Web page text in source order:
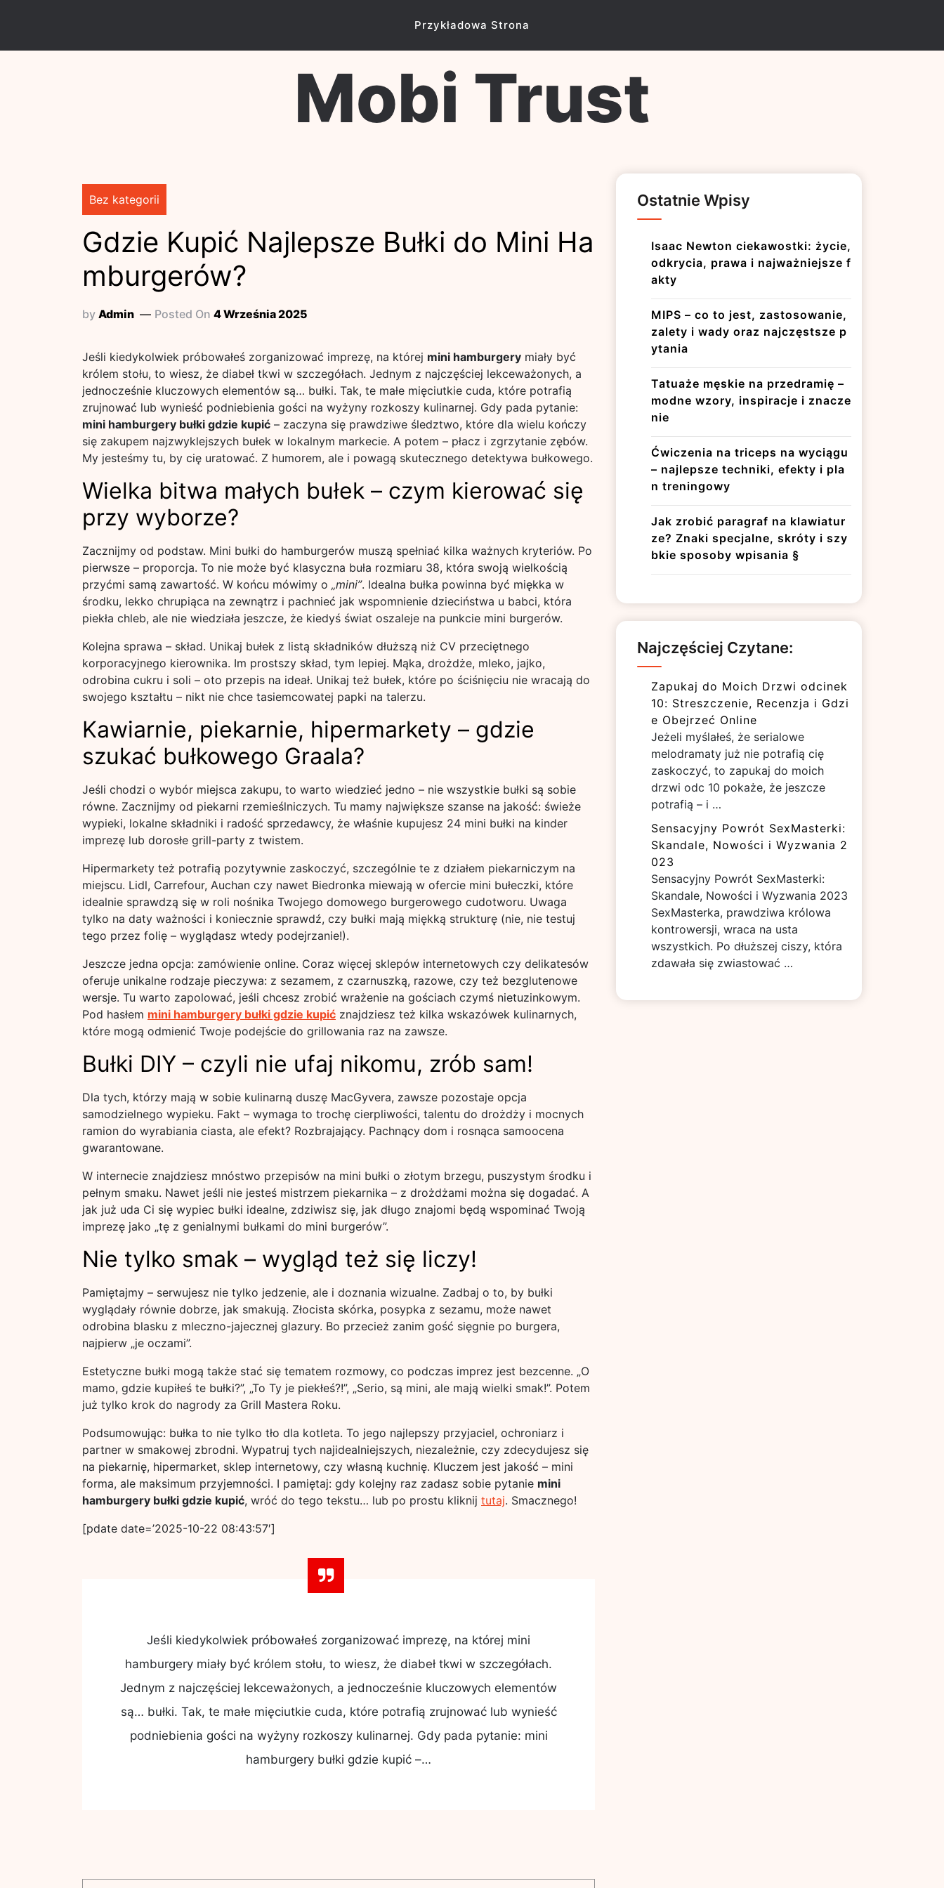
Przykładowa Strona
Mobi Trust
Bez kategorii
Gdzie Kupić Najlepsze Bułki do Mini Ha
mburgerów?
by Admin Posted On 4 Września 2025
Jeśli kiedykolwiek próbowałeś zorganizować imprezę, na której mini hamburgery miały być
królem stołu, to wiesz, że diabeł tkwi w szczegółach. Jednym z najczęściej lekceważonych, a
jednocześnie kluczowych elementów są… bułki. Tak, te małe mięciutkie cuda, które potrafią
zrujnować lub wynieść podniebienia gości na wyżyny rozkoszy kulinarnej. Gdy pada pytanie:
mini hamburgery bułki gdzie kupić – zaczyna się prawdziwe śledztwo, które dla wielu kończy
się zakupem najzwyklejszych bułek w lokalnym markecie. A potem – płacz i zgrzytanie zębów.
My jesteśmy tu, by cię uratować. Z humorem, ale i powagą skutecznego detektywa bułkowego.
Wielka bitwa małych bułek – czym kierować się
przy wyborze?
Zacznijmy od podstaw. Mini bułki do hamburgerów muszą spełniać kilka ważnych kryteriów. Po
pierwsze – proporcja. To nie może być klasyczna buła rozmiaru 38, która swoją wielkością
przyćmi samą zawartość. W końcu mówimy o „mini”. Idealna bułka powinna być miękka w
środku, lekko chrupiąca na zewnątrz i pachnieć jak wspomnienie dzieciństwa u babci, która
piekła chleb, ale nie wiedziała jeszcze, że kiedyś świat oszaleje na punkcie mini burgerów.
Kolejna sprawa – skład. Unikaj bułek z listą składników dłuższą niż CV przeciętnego
korporacyjnego kierownika. Im prostszy skład, tym lepiej. Mąka, drożdże, mleko, jajko,
odrobina cukru i soli – oto przepis na ideał. Unikaj też bułek, które po ściśnięciu nie wracają do
swojego kształtu – nikt nie chce tasiemcowatej papki na talerzu.
Kawiarnie, piekarnie, hipermarkety – gdzie
szukać bułkowego Graala?
Jeśli chodzi o wybór miejsca zakupu, to warto wiedzieć jedno – nie wszystkie bułki są sobie
równe. Zacznijmy od piekarni rzemieślniczych. Tu mamy największe szanse na jakość: świeże
wypieki, lokalne składniki i radość sprzedawcy, że właśnie kupujesz 24 mini bułki na kinder
imprezę lub dorosłe grill-party z twistem.
Hipermarkety też potrafią pozytywnie zaskoczyć, szczególnie te z działem piekarniczym na
miejscu. Lidl, Carrefour, Auchan czy nawet Biedronka miewają w ofercie mini bułeczki, które
idealnie sprawdzą się w roli nośnika Twojego domowego burgerowego cudotworu. Uwaga
tylko na daty ważności i koniecznie sprawdź, czy bułki mają miękką strukturę (nie, nie testuj
tego przez folię – wyglądasz wtedy podejrzanie!).
Jeszcze jedna opcja: zamówienie online. Coraz więcej sklepów internetowych czy delikatesów
oferuje unikalne rodzaje pieczywa: z sezamem, z czarnuszką, razowe, czy też bezglutenowe
wersje. Tu warto zapolować, jeśli chcesz zrobić wrażenie na gościach czymś nietuzinkowym.
Pod hasłem mini hamburgery bułki gdzie kupić znajdziesz też kilka wskazówek kulinarnych,
które mogą odmienić Twoje podejście do grillowania raz na zawsze.
Bułki DIY – czyli nie ufaj nikomu, zrób sam!
Dla tych, którzy mają w sobie kulinarną duszę MacGyvera, zawsze pozostaje opcja
samodzielnego wypieku. Fakt – wymaga to trochę cierpliwości, talentu do drożdży i mocnych
ramion do wyrabiania ciasta, ale efekt? Rozbrajający. Pachnący dom i rosnąca samoocena
gwarantowane.
W internecie znajdziesz mnóstwo przepisów na mini bułki o złotym brzegu, puszystym środku i
pełnym smaku. Nawet jeśli nie jesteś mistrzem piekarnika – z drożdżami można się dogadać. A
jak już uda Ci się wypiec bułki idealne, zdziwisz się, jak długo znajomi będą wspominać Twoją
imprezę jako „tę z genialnymi bułkami do mini burgerów”.
Nie tylko smak – wygląd też się liczy!
Pamiętajmy – serwujesz nie tylko jedzenie, ale i doznania wizualne. Zadbaj o to, by bułki
wyglądały równie dobrze, jak smakują. Złocista skórka, posypka z sezamu, może nawet
odrobina blasku z mleczno-jajecznej glazury. Bo przecież zanim gość sięgnie po burgera,
najpierw „je oczami”.
Estetyczne bułki mogą także stać się tematem rozmowy, co podczas imprez jest bezcenne. „O
mamo, gdzie kupiłeś te bułki?”, „To Ty je piekłeś?!”, „Serio, są mini, ale mają wielki smak!”. Potem
już tylko krok do nagrody za Grill Mastera Roku.
Podsumowując: bułka to nie tylko tło dla kotleta. To jego najlepszy przyjaciel, ochroniarz i
partner w smakowej zbrodni. Wypatruj tych najidealniejszych, niezależnie, czy zdecydujesz się
na piekarnię, hipermarket, sklep internetowy, czy własną kuchnię. Kluczem jest jakość – mini
forma, ale maksimum przyjemności. I pamiętaj: gdy kolejny raz zadasz sobie pytanie mini
hamburgery bułki gdzie kupić, wróć do tego tekstu… lub po prostu kliknij tutaj. Smacznego!
[pdate date=’2025-10-22 08:43:57′]
Jeśli kiedykolwiek próbowałeś zorganizować imprezę, na której mini
hamburgery miały być królem stołu, to wiesz, że diabeł tkwi w szczegółach.
Jednym z najczęściej lekceważonych, a jednocześnie kluczowych elementów
są… bułki. Tak, te małe mięciutkie cuda, które potrafią zrujnować lub wynieść
podniebienia gości na wyżyny rozkoszy kulinarnej. Gdy pada pytanie: mini
hamburgery bułki gdzie kupić –…
Ostatnie Wpisy
Isaac Newton ciekawostki: życie,
odkrycia, prawa i najważniejsze f
akty
MIPS – co to jest, zastosowanie,
zalety i wady oraz najczęstsze p
ytania
Tatuaże męskie na przedramię –
modne wzory, inspiracje i znacze
nie
Ćwiczenia na triceps na wyciągu
– najlepsze techniki, efekty i pla
n treningowy
Jak zrobić paragraf na klawiatur
ze? Znaki specjalne, skróty i szy
bkie sposoby wpisania §
Najczęściej Czytane:
Zapukaj do Moich Drzwi odcinek
10: Streszczenie, Recenzja i Gdzi
e Obejrzeć Online
Jeżeli myślałeś, że serialowe
melodramaty już nie potrafią cię
zaskoczyć, to zapukaj do moich
drzwi odc 10 pokaże, że jeszcze
potrafią – i …
Sensacyjny Powrót SexMasterki:
Skandale, Nowości i Wyzwania 2
023
Sensacyjny Powrót SexMasterki:
Skandale, Nowości i Wyzwania 2023
SexMasterka, prawdziwa królowa
kontrowersji, wraca na usta
wszystkich. Po dłuższej ciszy, która
zdawała się zwiastować …